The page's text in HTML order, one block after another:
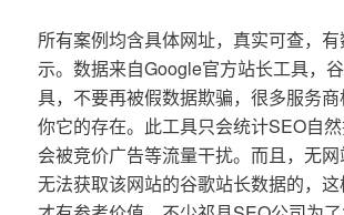
所有案例均含具体网址，真实可查，
示。数据来自Google官方站长工具，
具，不要再被假数据欺骗，很多服务
你它的存在。此工具只会统计SEO自
会被竞价广告等流量干扰。而且，无
无法获取该网站的谷歌站长数据的，